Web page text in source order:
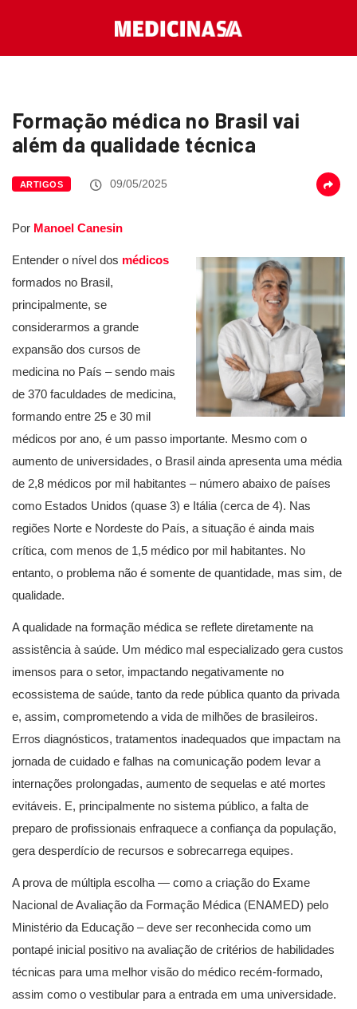
Formação médica no Brasil vai
além da qualidade técnica
ARTIGOS 09/05/2025
Por Manoel Canesin
Entender o nível dos médicos
formados no Brasil,
principalmente, se
considerarmos a grande
expansão dos cursos de
medicina no País – sendo mais
de 370 faculdades de medicina,
formando entre 25 e 30 mil
médicos por ano, é um passo importante. Mesmo com o
aumento de universidades, o Brasil ainda apresenta uma média
de 2,8 médicos por mil habitantes – número abaixo de países
como Estados Unidos (quase 3) e Itália (cerca de 4). Nas
regiões Norte e Nordeste do País, a situação é ainda mais
crítica, com menos de 1,5 médico por mil habitantes. No
entanto, o problema não é somente de quantidade, mas sim, de
qualidade.
A qualidade na formação médica se reflete diretamente na
assistência à saúde. Um médico mal especializado gera custos
imensos para o setor, impactando negativamente no
ecossistema de saúde, tanto da rede pública quanto da privada
e, assim, comprometendo a vida de milhões de brasileiros.
Erros diagnósticos, tratamentos inadequados que impactam na
jornada de cuidado e falhas na comunicação podem levar a
internações prolongadas, aumento de sequelas e até mortes
evitáveis. E, principalmente no sistema público, a falta de
preparo de profissionais enfraquece a confiança da população,
gera desperdício de recursos e sobrecarrega equipes.
A prova de múltipla escolha — como a criação do Exame
Nacional de Avaliação da Formação Médica (ENAMED) pelo
Ministério da Educação – deve ser reconhecida como um
pontapé inicial positivo na avaliação de critérios de habilidades
técnicas para uma melhor visão do médico recém-formado,
assim como o vestibular para a entrada em uma universidade.